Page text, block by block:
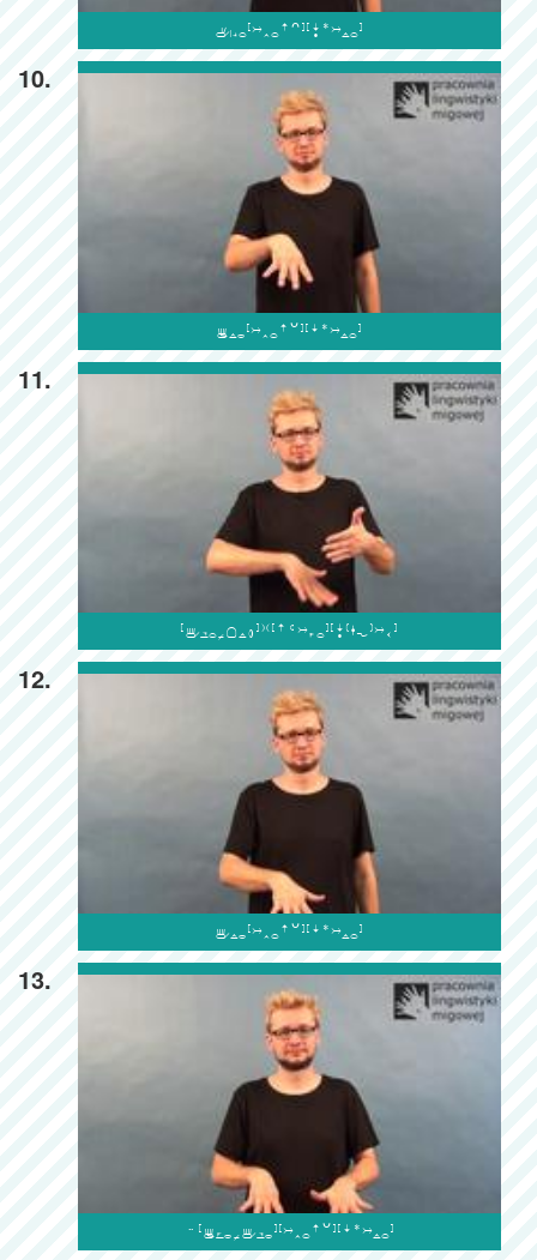

10.

11.

12.

13.
